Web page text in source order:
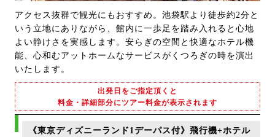
アクセス抜群で観光にもおすすめ。池袋駅より徒歩約2分と
いう立地にありながら、館内に一歩足を踏み入れると心地
よい静けさを実感します。安らぎの空間と快適なホテル機
能、心和むアットホームなサービスがくつろぎの時を演出
いたします。
出発日をご指定頂くと
料金・詳細部分にツアー料金が表示されます
《東京ディズニーランド1デーパス付》飛行機+ホテル